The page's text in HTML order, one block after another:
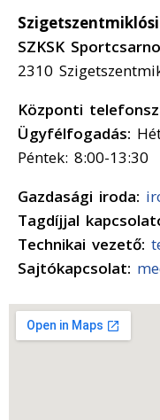
SZKSK
2310
Központi
Ügyfélfogadás:
Péntek: 8:00-13:30
Gazdasági iroda:
Tagdíjjal
Technikai vezető:
Sajtókapcsolat: